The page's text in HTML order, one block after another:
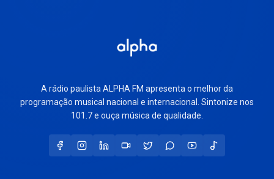
A rádio paulista ALPHA FM apresenta o melhor da
programação musical nacional e internacional. Sintonize nos
101.7 e ouça música de qualidade.